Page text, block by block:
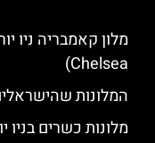
Chelsea)
המלונות
מלונות כשרים בניו